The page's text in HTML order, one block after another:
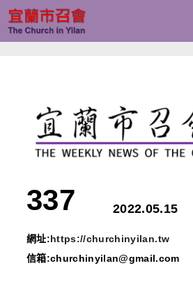
跳
至
337 2022.05.15
網址:https://churchinyilan.tw
信箱:churchinyilan@gmail.com